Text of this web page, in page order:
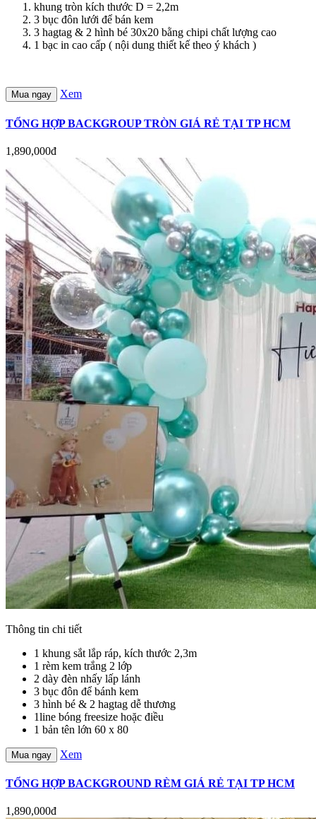
khung tròn kích thước D = 2,2m
3 bục đôn lưới để bán kem
3 hagtag & 2 hình bé 30x20 bằng chipi chất lượng cao
1 bạc in cao cấp ( nội dung thiết kế theo ý khách )
Mua ngay Xem
TỔNG HỢP BACKGROUP TRÒN GIÁ RẺ TẠI TP HCM
1,890,000đ
Thông tin chi tiết
1 khung sắt lắp ráp, kích thước 2,3m
1 rèm kem trắng 2 lớp
2 dày đèn nhấy lấp lánh
3 bục đôn để bánh kem
3 hình bé & 2 hagtag dễ thương
1line bóng freesize hoặc điều
1 bản tên lớn 60 x 80
Mua ngay Xem
TỔNG HỢP BACKGROUND RÈM GIÁ RẺ TẠI TP HCM
1,890,000đ